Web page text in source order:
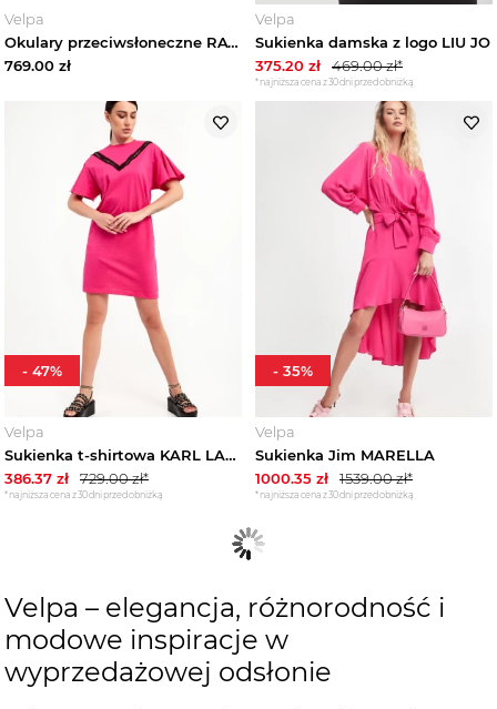
Velpa
Okulary przeciwsłoneczne RAY-BAN x A$AP ROCKY
769.00 zł
Velpa
Sukienka damska z logo LIU JO
375.20 zł 469.00zł*
*najniższa cena z 30 dni przed obniżką
Velpa
Sukienka t-shirtowa KARL LAGERFELD
386.37 zł 729.00zł*
*najniższa cena z 30 dni przed obniżką
- 47%
Velpa
Sukienka Jim MARELLA
1000.35 zł 1539.00zł*
*najniższa cena z 30 dni przed obniżką
- 35%
Velpa – elegancja, różnorodność i
modowe inspiracje w
wyprzedażowej odsłonie